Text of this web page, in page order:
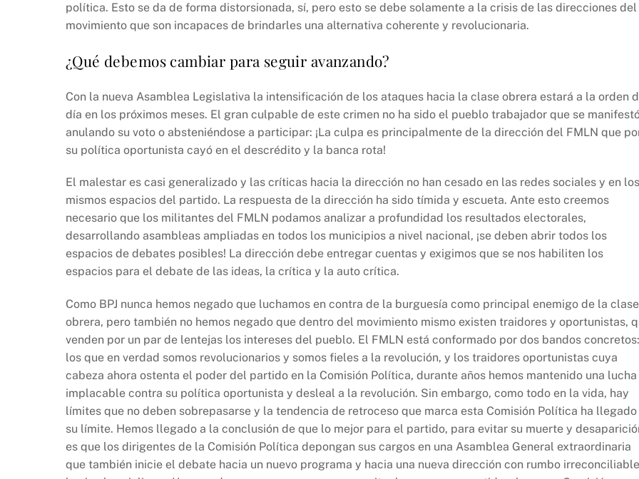
política. Esto se da de forma distorsionada, sí, pero esto se debe solamente a la crisis de las direcciones del
movimiento que son incapaces de brindarles una alternativa coherente y revolucionaria.
¿Qué debemos cambiar para seguir avanzando?
Con la nueva Asamblea Legislativa la intensificación de los ataques hacia la clase obrera estará a la orden
día en los próximos meses. El gran culpable de este crimen no ha sido el pueblo trabajador que se
anulando su voto o absteniéndose a participar: ¡La culpa es principalmente de la dirección del FMLN que
su política oportunista cayó en el descrédito y la banca rota!
El malestar es casi generalizado y las críticas hacia la dirección no han cesado en las redes sociales y en los
mismos espacios del partido. La respuesta de la dirección ha sido tímida y escueta. Ante esto creemos
necesario que los militantes del FMLN podamos analizar a profundidad los resultados electorales,
desarrollando asambleas ampliadas en todos los municipios a nivel nacional, ¡se deben abrir todos los
espacios de debates posibles! La dirección debe entregar cuentas y exigimos que se nos habiliten los
espacios para el debate de las ideas, la crítica y la auto crítica.
Como BPJ nunca hemos negado que luchamos en contra de la burguesía como principal enemigo de la clase
obrera, pero también no hemos negado que dentro del movimiento mismo existen traidores y oportunistas,
venden por un par de lentejas los intereses del pueblo. El FMLN está conformado por dos bandos concretos:
los que en verdad somos revolucionarios y somos fieles a la revolución, y los traidores oportunistas cuya
cabeza ahora ostenta el poder del partido en la Comisión Política, durante años hemos mantenido una lucha
implacable contra su política oportunista y desleal a la revolución. Sin embargo, como todo en la vida, hay
límites que no deben sobrepasarse y la tendencia de retroceso que marca esta Comisión Política ha llegado
su límite. Hemos llegado a la conclusión de que lo mejor para el partido, para evitar su muerte y
es que los dirigentes de la Comisión Política depongan sus cargos en una Asamblea General extraordinaria
que también inicie el debate hacia un nuevo programa y hacia una nueva dirección con rumbo irreconciliable